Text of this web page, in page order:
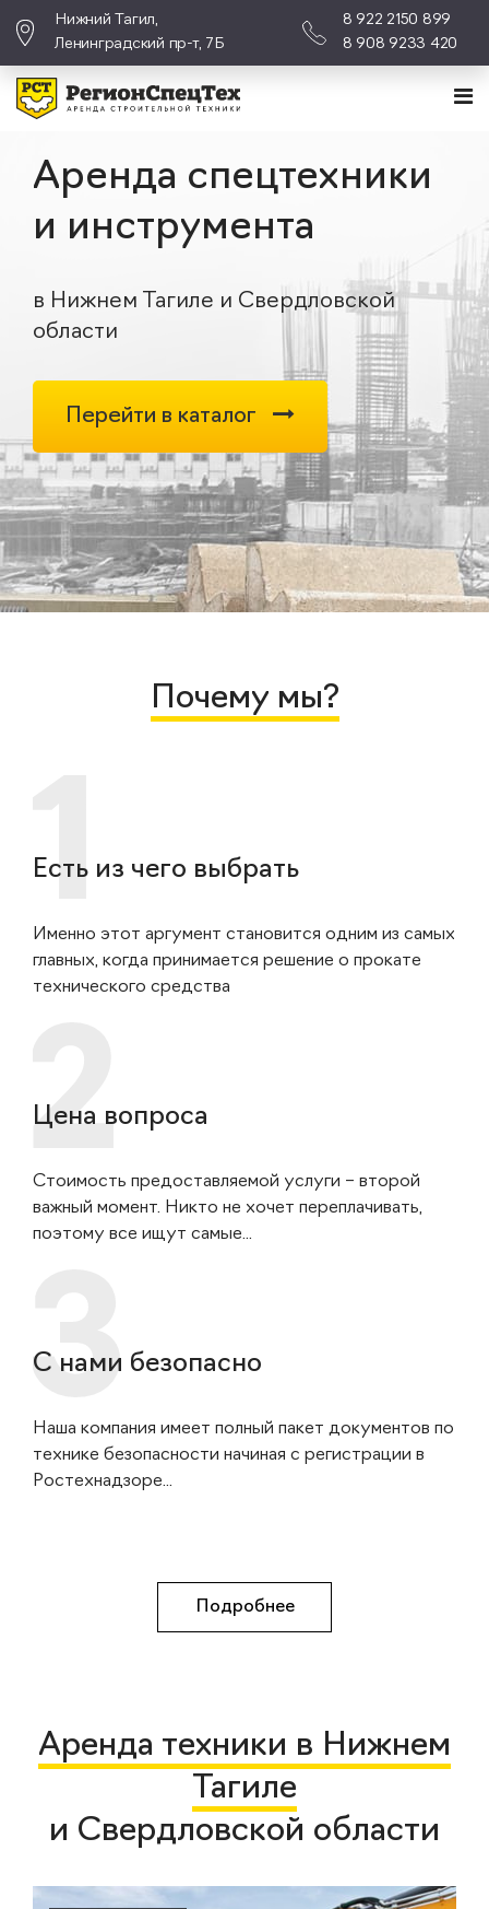
Нижний Тагил,
Ленинградский пр-т, 7Б
8 922 2150 899
8 908 9233 420
Аренда спецтехники
и инструмента
в Нижнем Тагиле и Свердловской
области
Перейти в каталог
Почему мы?
Есть из чего выбрать
Именно этот аргумент становится одним из самых
главных, когда принимается решение о прокате
технического средства
Цена вопроса
Стоимость предоставляемой услуги – второй
важный момент. Никто не хочет переплачивать,
поэтому все ищут самые...
С нами безопасно
Наша компания имеет полный пакет документов по
технике безопасности начиная с регистрации в
Ростехнадзоре...
Подробнее
Аренда техники в Нижнем
Тагиле
и Свердловской области